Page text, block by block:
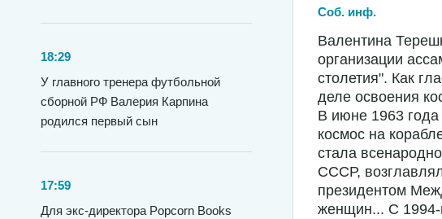
18:29
У главного тренера футбольной
сборной РФ Валерия Карпина
родился первый сын
17:59
Для экс-директора Popcorn Books
Соб. инф.
Валентина
организации
столетия". Как
деле освоения
В июне 1963
космос на
стала
СССР,
президентом
женщин... С 1994-